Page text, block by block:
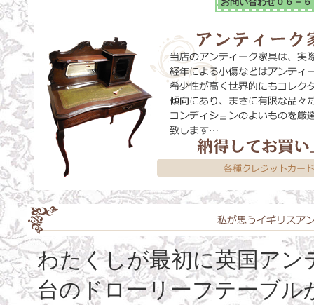
お問い合わせ０６－
わたくしが最初に英国ア
台のドローリーフテーブル